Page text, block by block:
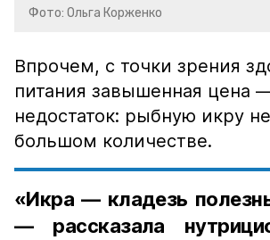
Фото: Ольга Корженко
Впрочем, с точки зрения
питания завышенная цена
недостаток: рыбную икру
большом количестве.
«Икра — кладезь
— рассказала